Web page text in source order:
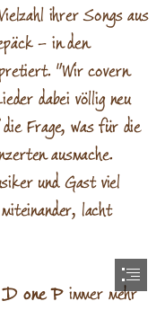
ihrer Songs aus
– in den
"Wir covern
dabei völlig neu
Frage, was für die
ausmache.
und Gast viel
lacht
D one P immer mehr